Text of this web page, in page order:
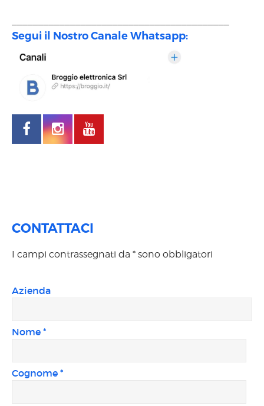
Segui il Nostro Canale Whatsapp:
CONTATTACI
I campi contrassegnati da * sono obbligatori
Azienda
Nome *
Cognome *